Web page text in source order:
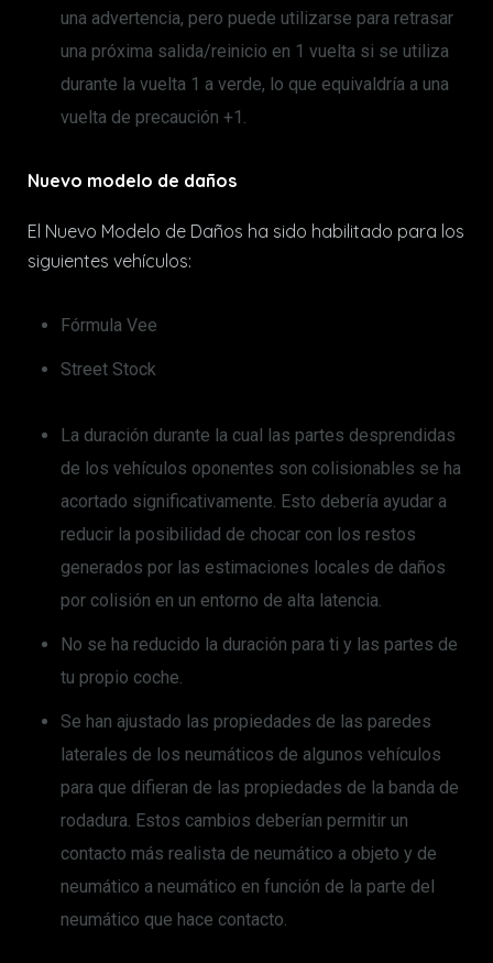
una advertencia, pero puede utilizarse para retrasar
una próxima salida/reinicio en 1 vuelta si se utiliza
durante la vuelta 1 a verde, lo que equivaldría a una
vuelta de precaución +1.
Nuevo modelo de daños
El Nuevo Modelo de Daños ha sido habilitado para los
siguientes vehículos:
Fórmula Vee
Street Stock
La duración durante la cual las partes desprendidas
de los vehículos oponentes son colisionables se ha
acortado significativamente. Esto debería ayudar a
reducir la posibilidad de chocar con los restos
generados por las estimaciones locales de daños
por colisión en un entorno de alta latencia.
No se ha reducido la duración para ti y las partes de
tu propio coche.
Se han ajustado las propiedades de las paredes
laterales de los neumáticos de algunos vehículos
para que difieran de las propiedades de la banda de
rodadura. Estos cambios deberían permitir un
contacto más realista de neumático a objeto y de
neumático a neumático en función de la parte del
neumático que hace contacto.